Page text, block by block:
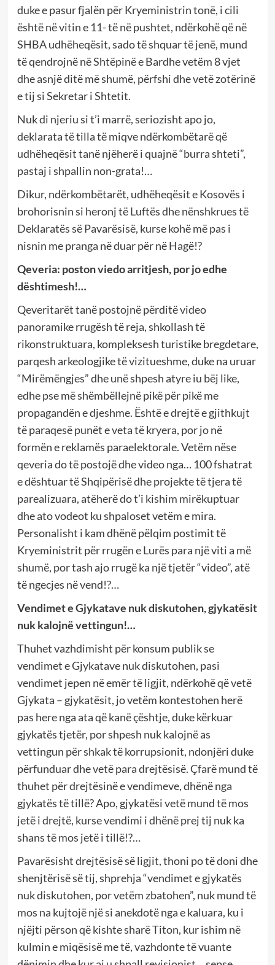
duke e pasur fjalën për Kryeministrin tonë, i cili
është në vitin e 11- të në pushtet, ndërkohë që në
SHBA udhëheqësit, sado të shquar të jenë, mund
të qendrojnë në Shtëpinë e Bardhe vetëm 8 vjet
dhe asnjë ditë më shumë, përfshi dhe vetë zotërinë
e tij si Sekretar i Shtetit.
Nuk di njeriu si t’i marrë, seriozisht apo jo,
deklarata të tilla të miqve ndërkombëtarë që
udhëheqësit tanë njëherë i quajnë “burra shteti”,
pastaj i shpallin non-grata!…
Dikur, ndërkombëtarët, udhëheqësit e Kosovës i
brohorisnin si heronj të Luftës dhe nënshkrues të
Deklaratës së Pavarësisë, kurse kohë më pas i
nisnin me pranga në duar për në Hagë!?
Qeveria: poston viedo arritjesh, por jo edhe
dështimesh!…
Qeveritarët tanë postojnë përditë video
panoramike rrugësh të reja, shkollash të
rikonstruktuara, kompleksesh turistike bregdetare,
parqesh arkeologjike të vizitueshme, duke na uruar
“Mirëmëngjes” dhe unë shpesh atyre iu bëj like,
edhe pse më shëmbëllejnë pikë për pikë me
propagandën e djeshme. Është e drejtë e gjithkujt
të paraqesë punët e veta të kryera, por jo në
formën e reklamës paraelektorale. Vetëm nëse
qeveria do të postojë dhe video nga… 100 fshatrat
e dështuar të Shqipërisë dhe projekte të tjera të
parealizuara, atëherë do t’i kishim mirëkuptuar
dhe ato vodeot ku shpaloset vetëm e mira.
Personalisht i kam dhënë pëlqim postimit të
Kryeministrit për rrugën e Lurës para një viti a më
shumë, por tash ajo rrugë ka një tjetër “video”, atë
të ngecjes në vend!?…
Vendimet e Gjykatave nuk diskutohen, gjykatësit
nuk kalojnë vettingun!…
Thuhet vazhdimisht për konsum publik se
vendimet e Gjykatave nuk diskutohen, pasi
vendimet jepen në emër të ligjit, ndërkohë që vetë
Gjykata – gjykatësit, jo vetëm kontestohen herë
pas here nga ata që kanë çështje, duke kërkuar
gjykatës tjetër, por shpesh nuk kalojnë as
vettingun për shkak të korrupsionit, ndonjëri duke
përfunduar dhe vetë para drejtësisë. Çfarë mund të
thuhet për drejtësinë e vendimeve, dhënë nga
gjykatës të tillë? Apo, gjykatësi vetë mund të mos
jetë i drejtë, kurse vendimi i dhënë prej tij nuk ka
shans të mos jetë i tillë!?…
Pavarësisht drejtësisë së ligjit, thoni po të doni dhe
shenjtërisë së tij, shprehja “vendimet e gjykatës
nuk diskutohen, por vetëm zbatohen”, nuk mund të
mos na kujtojë një si anekdotë nga e kaluara, ku i
njëjti përson që kishte sharë Titon, kur ishim në
kulmin e miqësisë me të, vazhdonte të vuante